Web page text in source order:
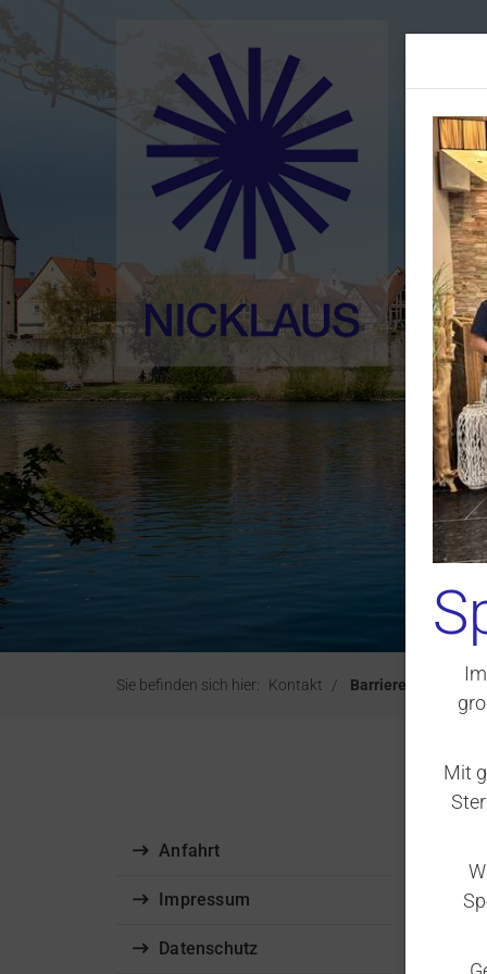
Sie befinden sich hier: Kontakt Barrierefreiheit
Anfahrt
Impressum
Datenschutz
Mit